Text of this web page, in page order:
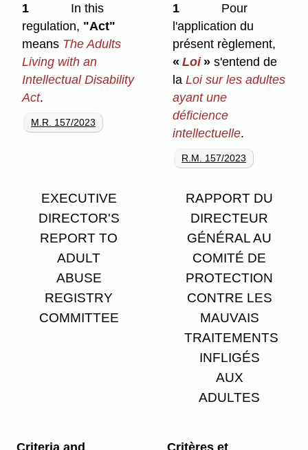
1
In this
regulation, "Act"
means The Adults
Living with an
Intellectual Disability
Act.
M.R. 157/2023
1
Pour
l'application du
présent règlement,
«Loi» s'entend de
laLoi sur les adultes
ayant une
déficience
intellectuelle.
R.M. 157/2023
EXECUTIVE
DIRECTOR'S
REPORT TO
ADULT
ABUSE
REGISTRY
COMMITTEE
RAPPORT DU
DIRECTEUR
GÉNÉRAL AU
COMITÉ DE
PROTECTION
CONTRE LES
MAUVAIS
TRAITEMENTS
INFLIGÉS
AUX
ADULTES
Criteria and
Critères et